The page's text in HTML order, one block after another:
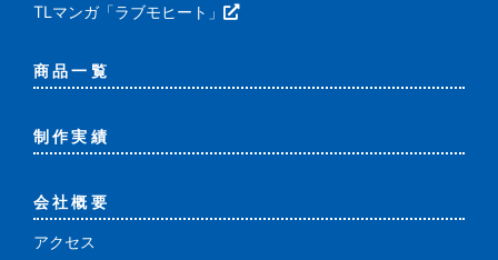
TLマンガ「ラブモヒート」
商品一覧
制作実績
会社概要
アクセス